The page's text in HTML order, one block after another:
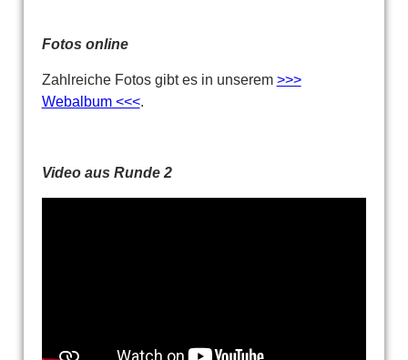
Fotos online
Zahlreiche Fotos gibt es in unserem >>>
Webalbum <<<.
Video aus Runde 2